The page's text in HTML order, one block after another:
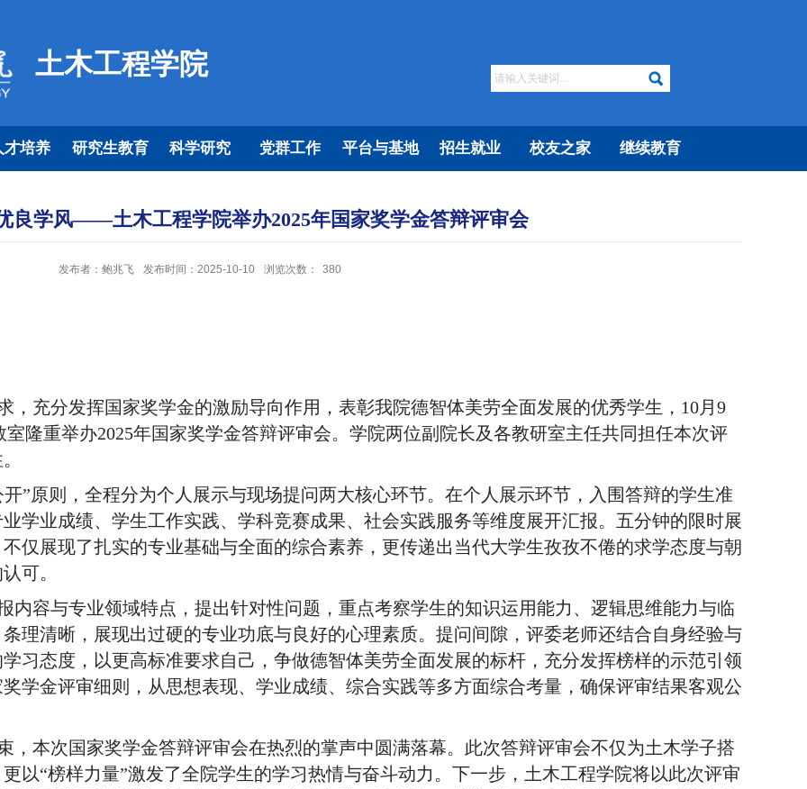
土木工程学院
才培养 研究生教育 科学研究 党群工作 平台与基地 招生就业 校友之家 继续教育
良学风——土木工程学院举办2025年国家奖学金答辩评审会
发布者：鲍兆飞 发布时间：2025-10-10 浏览次数： 380
，充分发挥国家奖学金的激励导向作用，表彰我院德智体美劳全面发展的优秀学生， 10月9
隆重举办2025年国家奖学金答辩评审会。学院两位副院长及各教研室主任共同担任本次评
”原则，全程分为个人展示与现场提问两大核心环节。在个人展示环节，入围答辩的学生准
学业成绩、学生工作实践、学科竞赛成果、社会实践服务等维度展开汇报。五分钟的限时展
仅展现了扎实的专业基础与全面的综合素养，更传递出当代大学生孜孜不倦的求学态度与朝
可。
内容与专业领域特点，提出针对性问题，重点考察学生的知识运用能力、逻辑思维能力与临
理清晰，展现出过硬的专业功底与良好的心理素质。提问间隙，评委老师还结合自身经验与
习态度，以更高标准要求自己，争做德智体美劳全面发展的标杆，充分发挥榜样的示范引领
学金评审细则，从思想表现、学业成绩、综合实践等多方面综合考量，确保评审结果客观公
，本次国家奖学金答辩评审会在热烈的掌声中圆满落幕。此次答辩评审会不仅为土木学子搭
以“榜样力量”激发了全院学生的学习热情与奋斗动力。下一步，土木工程学院将以此次评审